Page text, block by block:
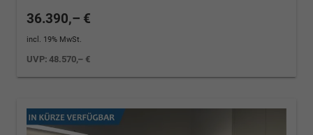
36.390,– €
incl. 19% MwSt.
UVP:48.570,– €